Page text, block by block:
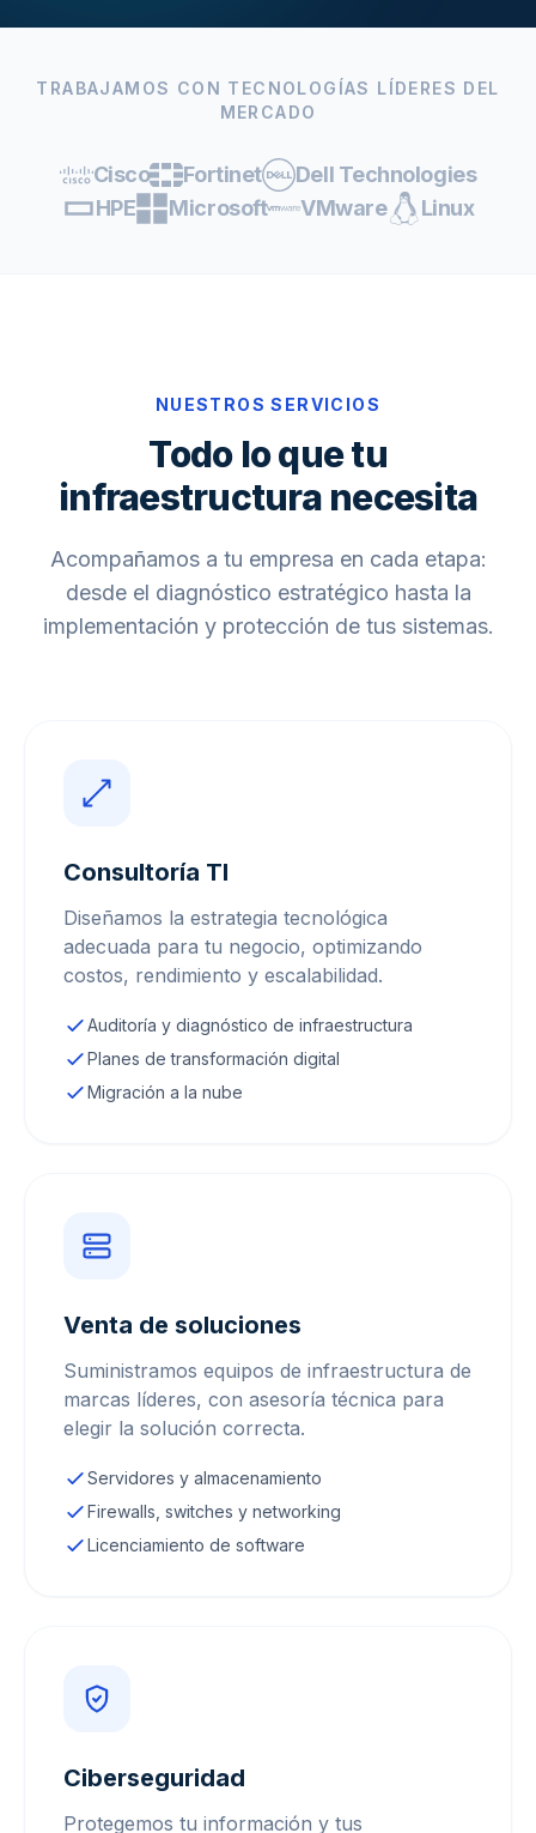
TRABAJAMOS CON TECNOLOGÍAS LÍDERES DEL
MERCADO
Cisco Fortinet
Dell Technologies
HPE
Microsoft VMware Linux
NUESTROS SERVICIOS
Todo lo que tu
infraestructura necesita
Acompañamos a tu empresa en cada etapa:
desde el diagnóstico estratégico hasta la
implementación y protección de tus sistemas.
Consultoría TI
Diseñamos la estrategia tecnológica
adecuada para tu negocio, optimizando
costos, rendimiento y escalabilidad.
Auditoría y diagnóstico de infraestructura
Planes de transformación digital
Migración a la nube
Venta de soluciones
Suministramos equipos de infraestructura de
marcas líderes, con asesoría técnica para
elegir la solución correcta.
Servidores y almacenamiento
Firewalls, switches y networking
Licenciamiento de software
Ciberseguridad
Protegemos tu información y tus